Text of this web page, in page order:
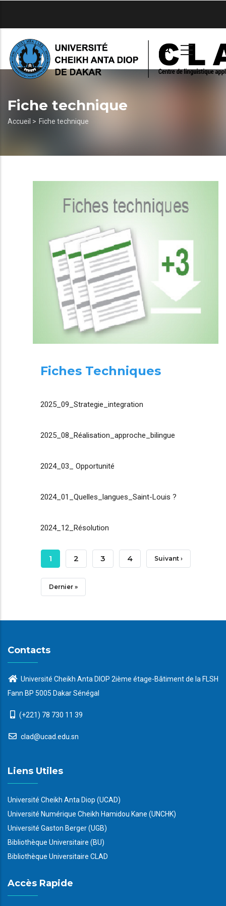
principal
Fiche technique
Fil
Accueil > Fiche technique
Fiches Techniques
2025_09_Strategie_integration
2025_08_Réalisation_approche_bilingue
2024_03_ Opportunité
2024_01_Quelles_langues_Saint-Louis ?
2024_12_Résolution
Pagination
Page
Courante
1 Page
2 Page
3 Page
4 Page
Suivant ›
Dernière
Dernier »
Contacts
Université Cheikh Anta DIOP 2ième étage-Bâtiment de la FLSH
Fann BP 5005 Dakar Sénégal
(+221) 78 730 11 39
clad@ucad.edu.sn
Liens Utiles
Université Cheikh Anta Diop (UCAD)
Université Numérique Cheikh Hamidou Kane (UNCHK)
Université Gaston Berger (UGB)
Bibliothèque Universitaire (BU)
Bibliothèque Universitaire CLAD
Accès Rapide